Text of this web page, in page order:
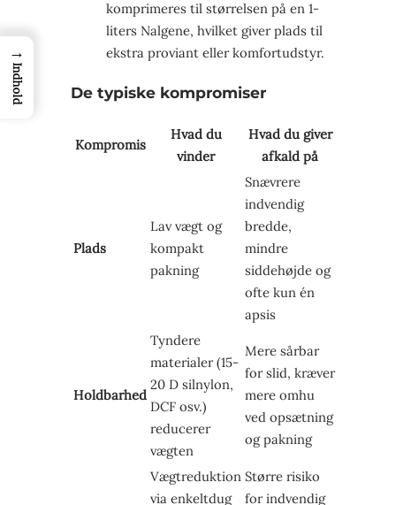
komprimeres til størrelsen på en 1-
liters Nalgene, hvilket giver plads til
ekstra proviant eller komfortudstyr.
De typiske kompromiser
Kompromis
Hvad du
vinder
Hvad du giver
afkald på
Plads
Lav vægt og
kompakt
pakning
Snævrere
indvendig
bredde,
mindre
siddehøjde og
ofte kun én
apsis
Holdbarhed
Tyndere
materialer (15-
20 D silnylon,
DCF osv.)
reducerer
vægten
Mere sårbar
for slid, kræver
mere omhu
ved opsætning
og pakning
Vægtreduktion
via enkeltdug
Større risiko
for indvendig
→
Indhold